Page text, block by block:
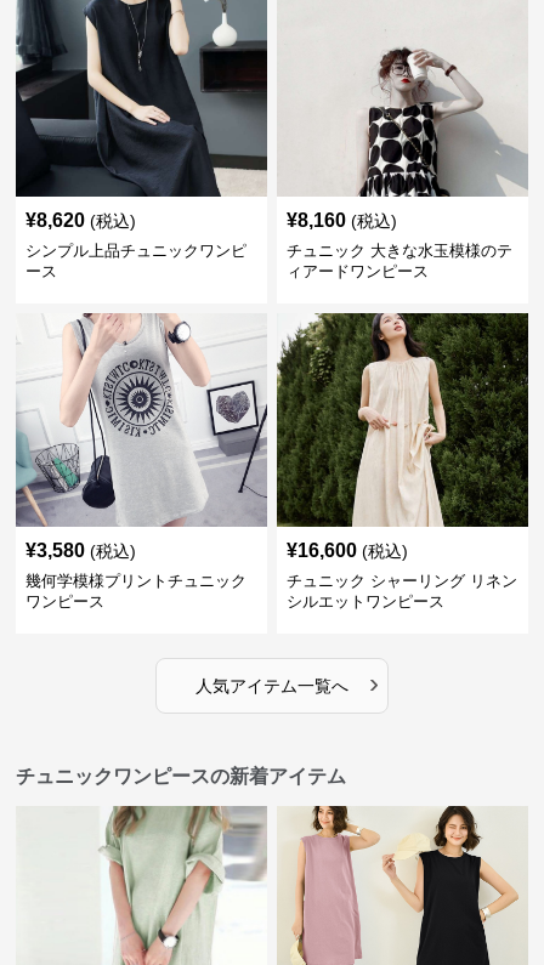
¥8,620 (税込)
シンプル上品チュニックワンピ
ース
¥8,160 (税込)
チュニック 大きな水玉模様のテ
ィアードワンピース
¥3,580 (税込)
幾何学模様プリントチュニック
ワンピース
¥16,600 (税込)
チュニック シャーリング リネン
シルエットワンピース
人気アイテム一覧へ ›
チュニックワンピースの新着アイテム